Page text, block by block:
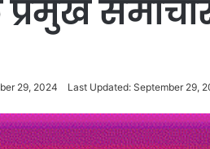
29, 2024 Last Updated: September 29,